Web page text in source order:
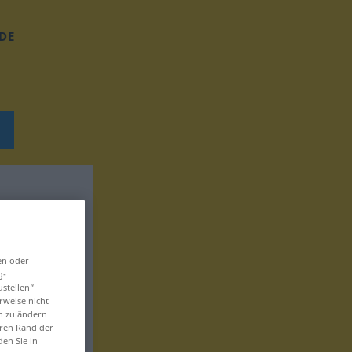
DE
oder
nicht
zu ändern
Rand der
Sie in